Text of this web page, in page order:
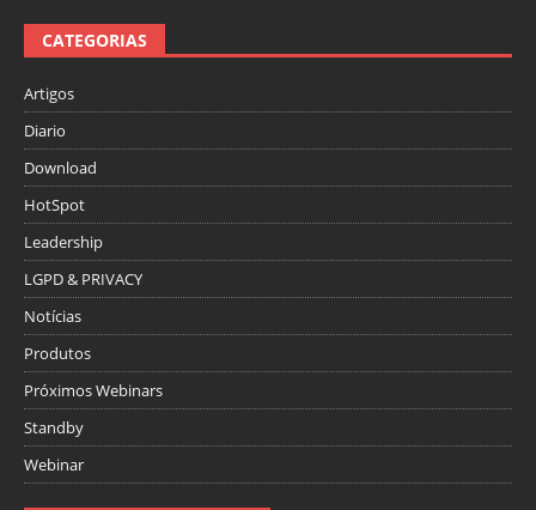
CATEGORIAS
Artigos
Diario
Download
HotSpot
Leadership
LGPD & PRIVACY
Notícias
Produtos
Próximos Webinars
Standby
Webinar